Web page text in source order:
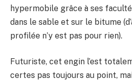
hypermobile grâce à ses
dans le sable et sur le bitume
profilée n’y est pas pour rien).
Futuriste, cet engin l’est
certes pas toujours au point,